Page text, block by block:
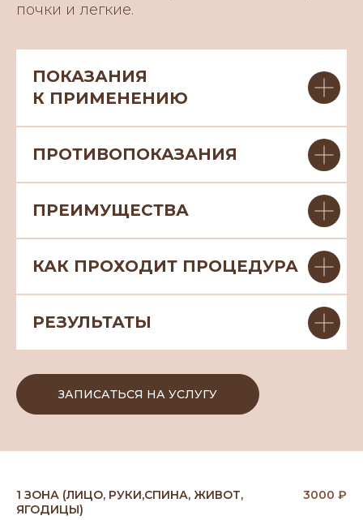
почки и легкие.
ПОКАЗАНИЯ
К ПРИМЕНЕНИЮ
ПРОТИВОПОКАЗАНИЯ
ПРЕИМУЩЕСТВА
КАК ПРОХОДИТ ПРОЦЕДУРА
РЕЗУЛЬТАТЫ
ЗАПИСАТЬСЯ НА УСЛУГУ
1 ЗОНА (ЛИЦО, РУКИ,СПИНА, ЖИВОТ,
ЯГОДИЦЫ)
3000 ₽